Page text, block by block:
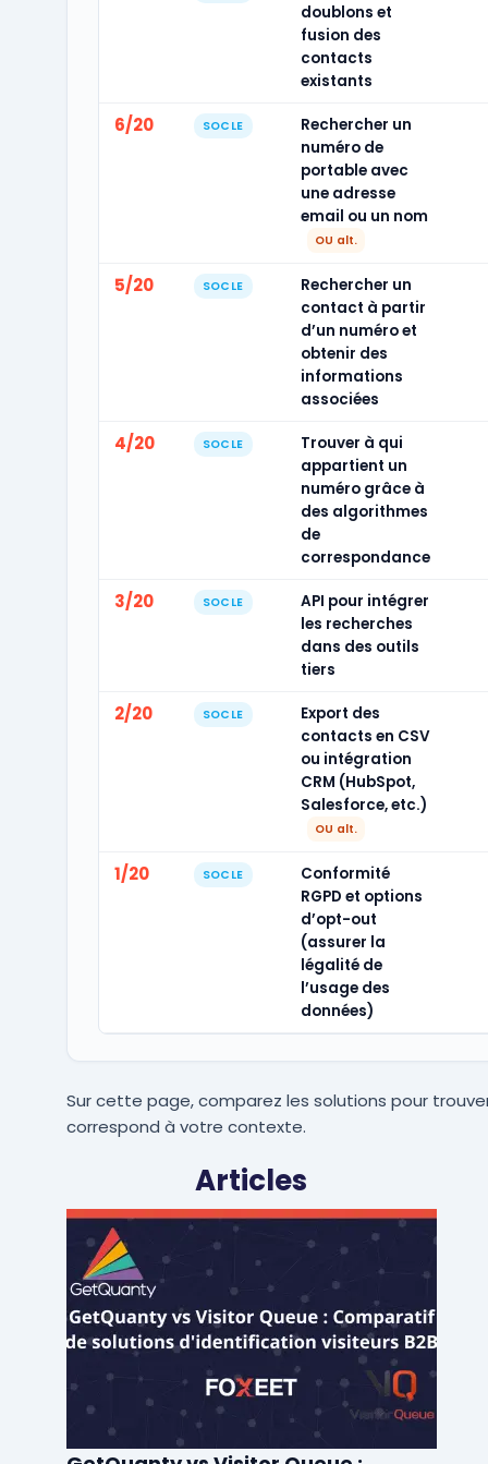
doublons et
fusion des
contacts
existants
6/20 SOCLE
Rechercher un
numéro de
portable avec
une adresse
email ou un nom
OU alt.
5/20 SOCLE
Rechercher un
contact à partir
d’un numéro et
obtenir des
informations
associées
4/20 SOCLE
Trouver à qui
appartient un
numéro grâce à
des algorithmes
de
correspondance
3/20 SOCLE
API pour intégrer
les recherches
dans des outils
tiers
2/20 SOCLE
Export des
contacts en CSV
ou intégration
CRM (HubSpot,
Salesforce, etc.)
OU alt.
1/20 SOCLE
Conformité
RGPD et options
d’opt-out
(assurer la
légalité de
l’usage des
données)
Sur cette page, comparez les solutions pour
correspond à votre contexte.
Articles